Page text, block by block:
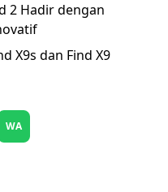
2 Hadir dengan
X9s dan Find X9
WA